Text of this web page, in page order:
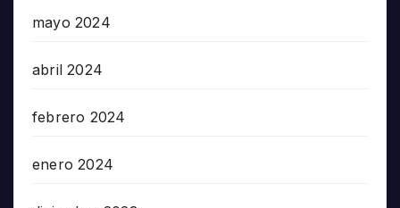
mayo 2024
abril 2024
febrero 2024
enero 2024